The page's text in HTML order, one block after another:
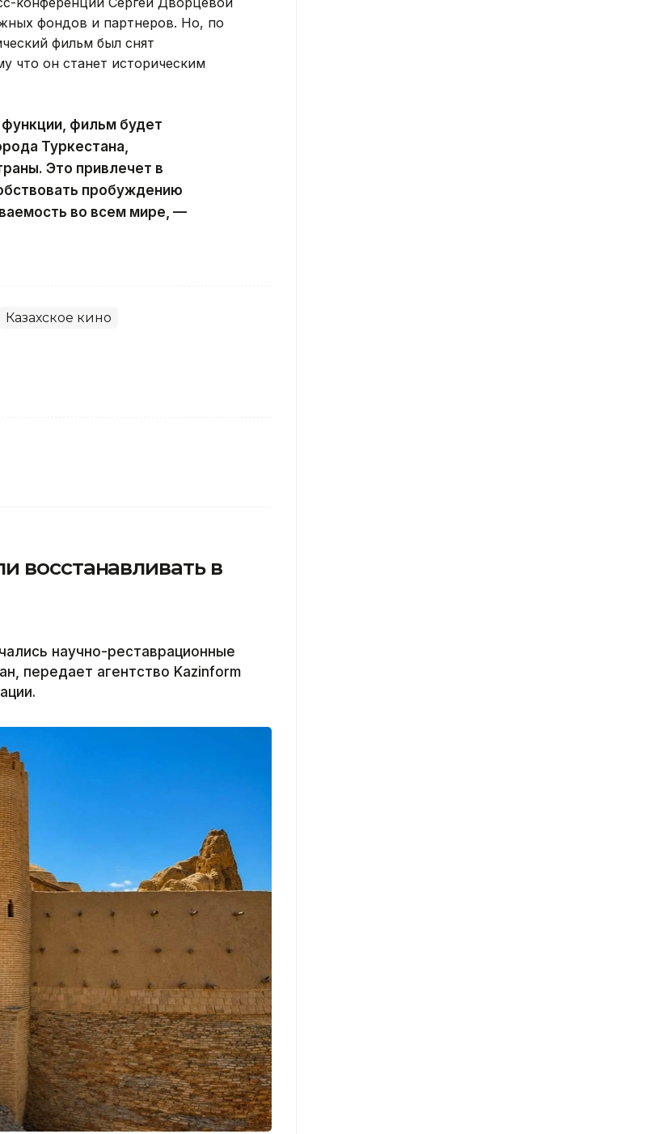
фондов и партнеров. Но, по
фильм был снят
что он станет историческим
фильм будет
Туркестана,
Это привлечет в
пробуждению
во всем мире, —
Казахское кино
восстанавливать в
научно-реставрационные
передает агентство Kazinform